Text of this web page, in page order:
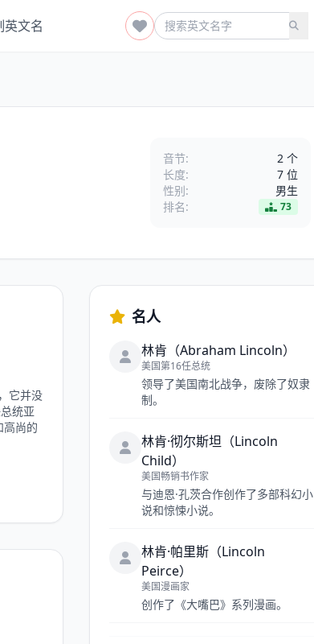
英文名
音节:
2 个
长度:
7 位
性别:
男生
排名:
73
它并没
统亚
尚的
名人
林肯（Abraham Lincoln）
美国第16任总统
领导了美国南北战争，废除了奴隶
制。
林肯·彻尔斯坦（Lincoln
Child）
美国畅销书作家
与迪恩·孔茨合作创作了多部科幻小
说和惊悚小说。
林肯·帕里斯（Lincoln
Peirce）
美国漫画家
创作了《大嘴巴》系列漫画。